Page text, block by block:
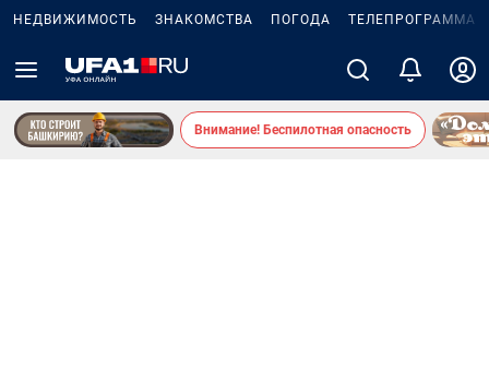
НЕДВИЖИМОСТЬ ЗНАКОМСТВА ПОГОДА ТЕЛЕПРОГРАММА
Внимание! Беспилотная опасность